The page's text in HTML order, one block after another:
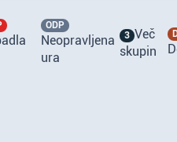
ODP
Neopravljena
ura
3 Več
skupin